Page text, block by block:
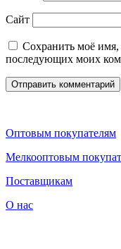
Сайт
Сохранить моё имя,
последующих моих
Оптовым покупателям
Мелкооптовым
Поставщикам
О нас